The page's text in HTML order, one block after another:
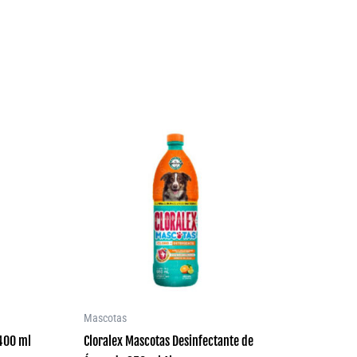
ml
Mascotas
Cloralex Mascotas Desinfectante de